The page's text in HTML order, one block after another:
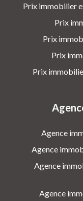
Prix immobilier
Prix
Prix
Prix
Prix
Agence
Agence
Agence
Agence